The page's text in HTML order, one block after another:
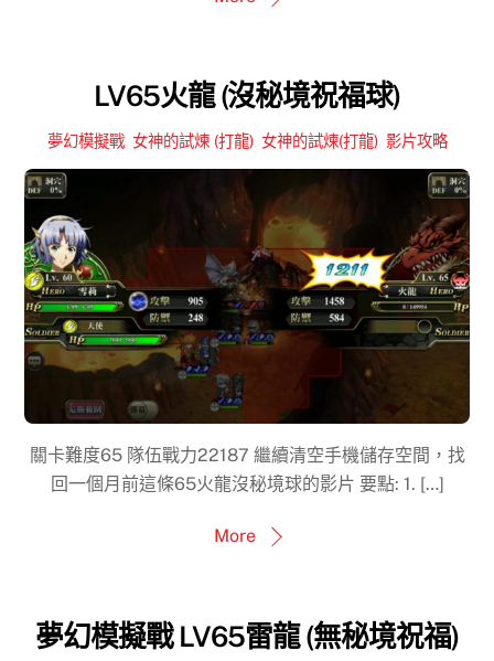
LV65火龍 (沒秘境祝福球)
夢幻模擬戰, 女神的試煉 (打龍), 女神的試煉(打龍), 影片攻略
關卡難度65 隊伍戰力22187 繼續清空手機儲存空間，找
回一個月前這條65火龍沒秘境球的影片 要點: 1. […]
More
夢幻模擬戰 LV65雷龍 (無秘境祝福)